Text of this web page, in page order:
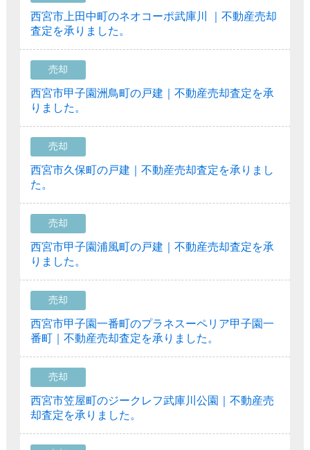
西宮市上田中町のネオコーポ武庫川 ｜不動産売却
査定を承りました。
売却
西宮市甲子園洲鳥町の戸建｜不動産売却査定を承
りました。
売却
西宮市久保町の戸建｜不動産売却査定を承りまし
た。
売却
西宮市甲子園浦風町の戸建｜不動産売却査定を承
りました。
売却
西宮市甲子園一番町のプラネスーペリア甲子園一
番町｜不動産売却査定を承りました。
売却
西宮市笠屋町のジークレフ武庫川公園｜不動産売
却査定を承りました。